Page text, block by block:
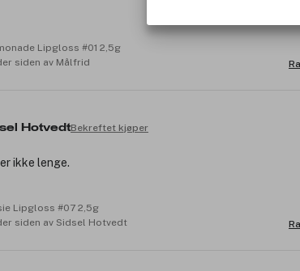
Lipgloss #01 2,5g
siden av Målfrid
HotvedtBekreftet kjøper
ikke lenge.
Lipgloss #07 2,5g
siden av Sidsel Hotvedt